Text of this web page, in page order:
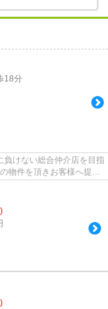
18分
負けない総合仲介店を目指
物件を頂きお客様へ提供